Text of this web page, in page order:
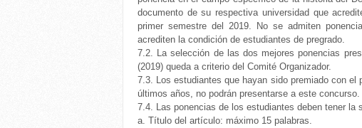
documento de su respectiva universidad que
primer semestre del 2019. No se admiten
acrediten la condición de estudiantes de pregrado.
7.2. La selección de las dos mejores ponencias
(2019) queda a criterio del Comité Organizador.
7.3. Los estudiantes que hayan sido premiado con
últimos años, no podrán presentarse a este concurso.
7.4. Las ponencias de los estudiantes deben tener la
a. Título del artículo: máximo 15 palabras.